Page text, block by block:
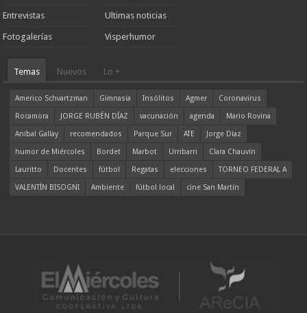
Entrevistas
Fotogalerías
Ultimas noticias
Visperhumor
Temas Nuevos Lo +
Americo Schvartzman Gimnasia Insólitos Agmer
Coronavirus
Rocamora
JORGE RUBÉN DÍAZ vacunación agenda
Mario Rovina
Aníbal Gallay
recomendados Parque Sur ATE
Jorge Díaz
humor de Miércoles
Bordet Marbot Urribarri
Clara Chauvín
Lauritto
Docentes fútbol Regatas elecciones
TORNEO FEDERAL A
VALENTÍN BISOGNI
Ambiente fútbol local cine San Martín